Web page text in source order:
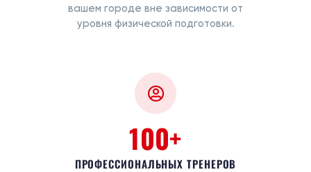
вашем городе вне зависимости от
уровня физической подготовки.
100+
ПРОФЕССИОНАЛЬНЫХ ТРЕНЕРОВ